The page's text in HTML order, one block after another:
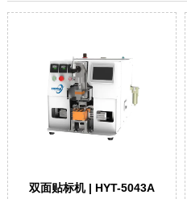
双面贴标机 | HYT-5043A